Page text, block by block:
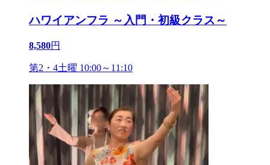
ハワイアンフラ ～入門・初級クラス～
8,580円
第2・4土曜 10:00～11:10